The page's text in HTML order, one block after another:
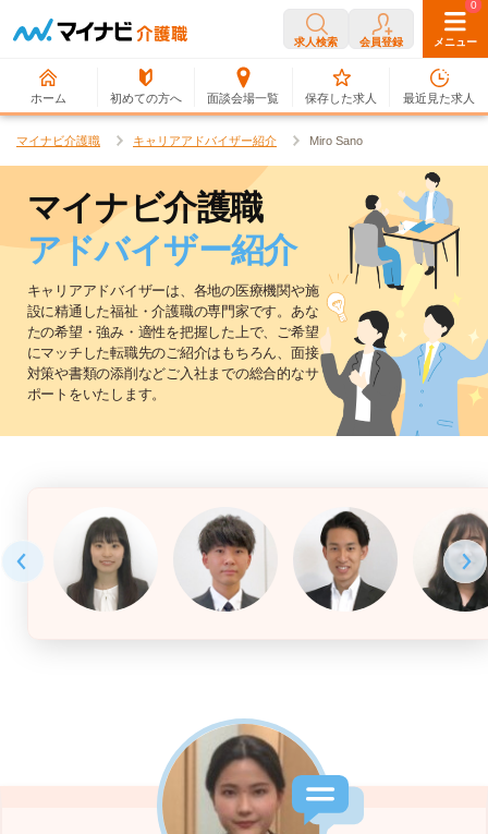
求人検索 会員登録 メニュー
ホーム 初めての方へ 面談会場一覧
0
保存した求人
0
最近見た求人
マイナビ介護職 キャリアアドバイザー紹介 Miro Sano
マイナビ介護職
アドバイザー紹介
キャリアアドバイザーは、各地の医療機関や施
設に精通した福祉・介護職の専門家です。 あな
たの希望・強み・適性を把握した上で、ご希望
にマッチした転職先のご紹介はもちろん、 面接
対策や書類の添削などご入社までの総合的なサ
ポートをいたします。